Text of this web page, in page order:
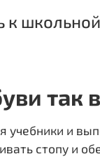
так
учебники и
стопу и